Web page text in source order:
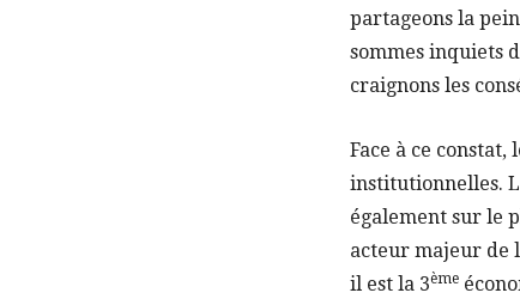
partageons la
sommes inquiets
craignons les
Face à ce
institutionnelles.
également sur le
acteur majeur de
il est la 3ème